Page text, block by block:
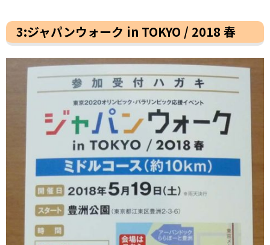
3:ジャパンウォーク in TOKYO / 2018 春